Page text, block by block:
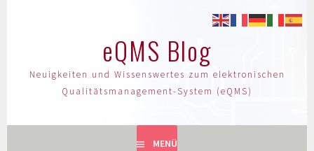
eQMS Blog
Neuigkeiten und Wissenswertes zum elektronischen
Qualitätsmanagement-System (eQMS)
MENÜ